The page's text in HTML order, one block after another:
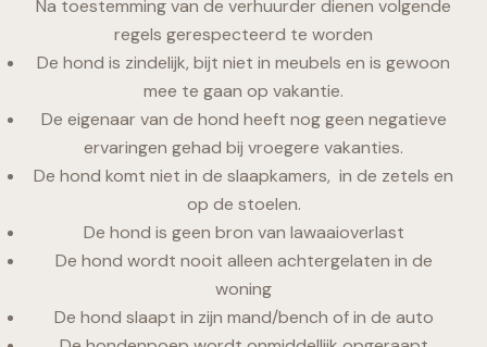
Na toestemming van de verhuurder dienen volgende
regels gerespecteerd te worden
De hond is zindelijk, bijt niet in meubels en is gewoon
mee te gaan op vakantie.
De eigenaar van de hond heeft nog geen negatieve
ervaringen gehad bij vroegere vakanties.
De hond komt niet in de slaapkamers, in de zetels en
op de stoelen.
De hond is geen bron van lawaaioverlast
De hond wordt nooit alleen achtergelaten in de
woning
De hond slaapt in zijn mand/bench of in de auto